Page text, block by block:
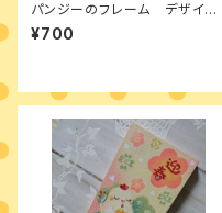
パンジーのフレーム デザイン
パケット
¥700